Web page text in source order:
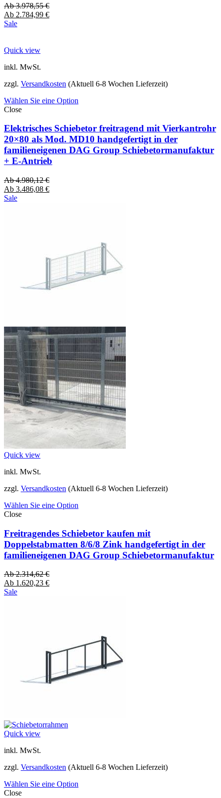
Ab3.978,55€
Ab 2.784,99 €
Sale
Quick view
inkl. MwSt.
zzgl. Versandkosten (Aktuell 6-8 Wochen Lieferzeit)
Wählen Sie eine Option
Close
Elektrisches Schiebetor freitragend mit Vierkantrohr
20×80 als Mod. MD10 handgefertigt in der
familieneigenen DAG Group Schiebetormanufaktur
+ E-Antrieb
Ab4.980,12€
Ab 3.486,08 €
Sale
Quick view
inkl. MwSt.
zzgl. Versandkosten (Aktuell 6-8 Wochen Lieferzeit)
Wählen Sie eine Option
Close
Freitragendes Schiebetor kaufen mit
Doppelstabmatten 8/6/8 Zink handgefertigt in der
familieneigenen DAG Group Schiebetormanufaktur
Ab2.314,62€
Ab 1.620,23 €
Sale
Quick view
inkl. MwSt.
zzgl. Versandkosten (Aktuell 6-8 Wochen Lieferzeit)
Wählen Sie eine Option
Close